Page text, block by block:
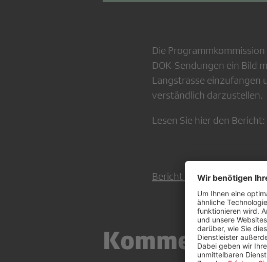
Die
DOK-Sendungen ein Bild
Langstrasse einzufangen
verständlich darzustellen.
Lesen Sie hier den Bericht:
Bericht Beobachtung
Kommentar